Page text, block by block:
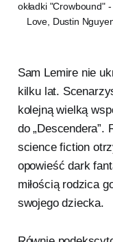
okładki "Crowbound"
Love, Dustin
Sam Lemire nie
kilku lat.
kolejną wielką
do „Descendera”.
science fiction
opowieść dark
miłością rodzica
swojego dziecka.